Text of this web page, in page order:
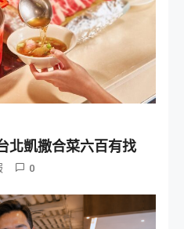
北凱撒合菜六百有找
0